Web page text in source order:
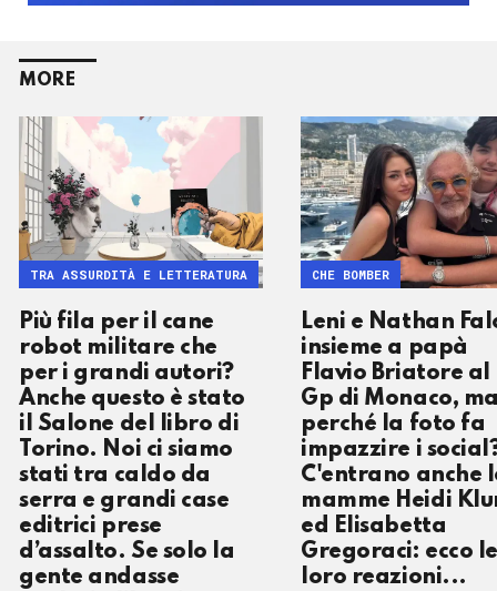
MORE
Più fila per il cane
robot militare che
per i grandi autori?
Anche questo è stato
il Salone del libro di
Torino. Noi ci siamo
stati tra caldo da
serra e grandi case
editrici prese
d’assalto. Se solo la
gente andasse
TRA ASSURDITÀ E LETTERATURA
Leni e Nathan
insieme a papà
Flavio Briatore al
Gp di Monaco,
perché la foto fa
impazzire i
C'entrano anche
mamme Heidi
ed Elisabetta
Gregoraci: ecco le
loro reazioni...
CHE BOMBER